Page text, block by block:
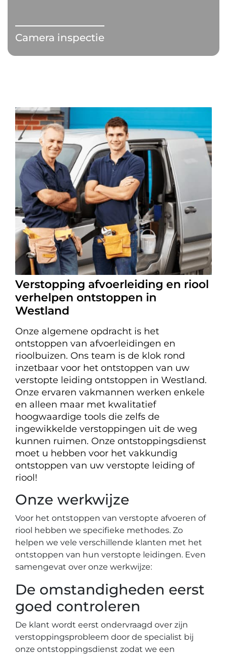
Camera inspectie
Verstopping afvoerleiding en riool
verhelpen ontstoppen in
Westland
Onze algemene opdracht is het
ontstoppen van afvoerleidingen en
rioolbuizen. Ons team is de klok rond
inzetbaar voor het ontstoppen van uw
verstopte leiding ontstoppen in Westland.
Onze ervaren vakmannen werken enkele
en alleen maar met kwalitatief
hoogwaardige tools die zelfs de
ingewikkelde verstoppingen uit de weg
kunnen ruimen. Onze ontstoppingsdienst
moet u hebben voor het vakkundig
ontstoppen van uw verstopte leiding of
riool!
Onze werkwijze
Voor het ontstoppen van verstopte afvoeren of
riool hebben we specifieke methodes. Zo
helpen we vele verschillende klanten met het
ontstoppen van hun verstopte leidingen. Even
samengevat over onze werkwijze:
De omstandigheden eerst
goed controleren
De klant wordt eerst ondervraagd over zijn
verstoppingsprobleem door de specialist bij
onze ontstoppingsdienst zodat we een